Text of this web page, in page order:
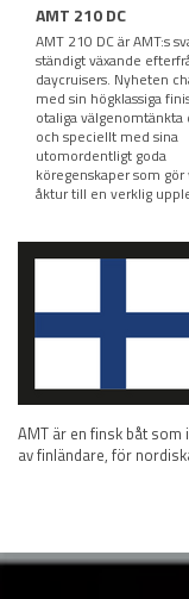
AMT 210 DC
AMT 210 DC är AMT:s
ständigt växande
daycruisers. Nyheten
med sin högklassiga
otaliga välgenomtänkta
och speciellt med sina
utomordentligt goda
köregenskaper som gör
åktur till en verklig
AMT är en finsk båt som
av finländare, för